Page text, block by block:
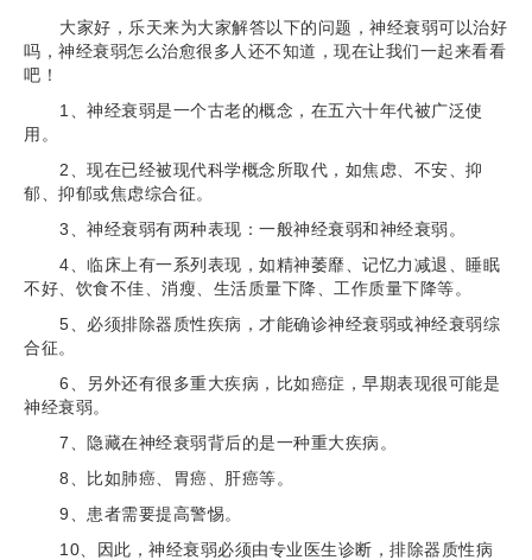
大家好，乐天来为大家解答以下的问题，神经衰弱可以治好
吗，神经衰弱怎么治愈很多人还不知道，现在让我们一起来看看
吧！
1、神经衰弱是一个古老的概念，在五六十年代被广泛使
用。
2、现在已经被现代科学概念所取代，如焦虑、不安、抑
郁、抑郁或焦虑综合征。
3、神经衰弱有两种表现：一般神经衰弱和神经衰弱。
4、临床上有一系列表现，如精神萎靡、记忆力减退、睡眠
不好、饮食不佳、消瘦、生活质量下降、工作质量下降等。
5、必须排除器质性疾病，才能确诊神经衰弱或神经衰弱综
合征。
6、另外还有很多重大疾病，比如癌症，早期表现很可能是
神经衰弱。
7、隐藏在神经衰弱背后的是一种重大疾病。
8、比如肺癌、胃癌、肝癌等。
9、患者需要提高警惕。
10、因此，神经衰弱必须由专业医生诊断，排除器质性病